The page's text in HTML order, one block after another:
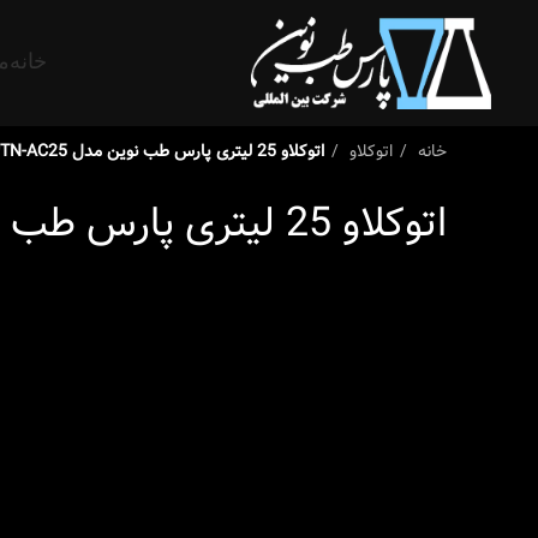
خانه
خانه اتوکلاو اتوکلاو 25 لیتری پارس طب نوین مدل PTN-AC25
اتوکلاو 25 لیتری پارس طب نوین مدل PTN-AC25